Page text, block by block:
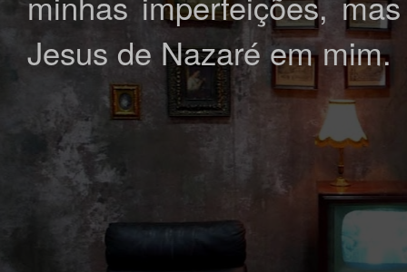
Jesus de Nazaré em mim.